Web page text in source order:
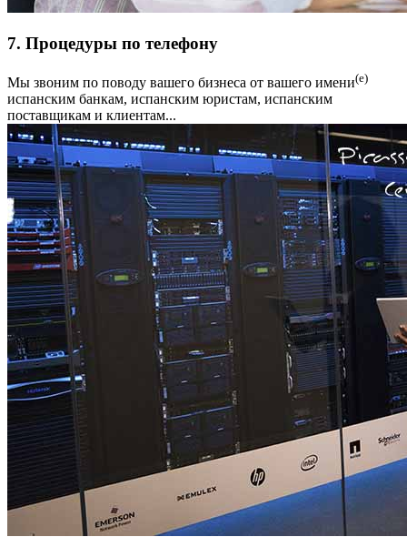
7. Процедуры по телефону
Мы звоним по поводу вашего бизнеса от вашего имени(е)
испанским банкам, испанским юристам, испанским
поставщикам и клиентам...